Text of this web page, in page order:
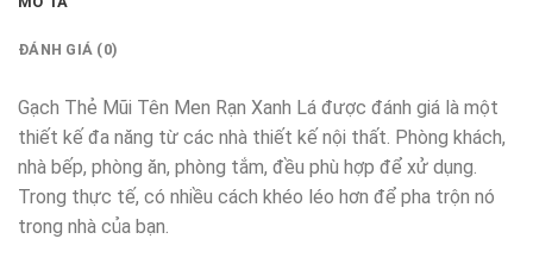
ĐÁNH GIÁ (0)
Gạch Thẻ Mũi Tên Men Rạn Xanh Lá được đánh giá là một
thiết kế đa năng từ các nhà thiết kế nội thất. Phòng khách,
nhà bếp, phòng ăn, phòng tắm, đều phù hợp để xử dụng.
Trong thực tế, có nhiều cách khéo léo hơn để pha trộn nó
trong nhà của bạn.